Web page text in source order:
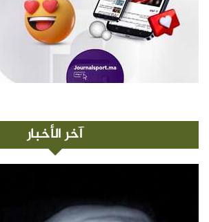
آخر الأخبار